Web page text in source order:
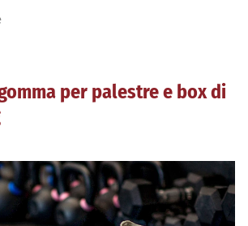
per palestre e box di